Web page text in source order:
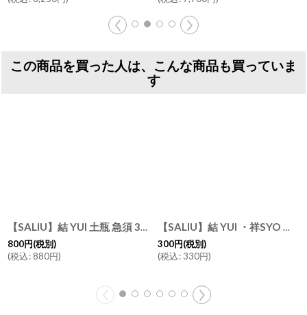
この商品を買った人は、こんな商品も買っていま
す
【SALIU】結 YUI 土瓶 急須 330ml 蓋 交換用部品 [30581-1]
800円(税別)
(税込: 880円)
【SALIU】結 YUI ・祥SYO 土瓶 急須 ネジ １セット 交換用部品 ネコポス対応
300円(税別)
(税込: 330円)